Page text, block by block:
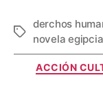
derchos
novela egipcia
ACCIÓN